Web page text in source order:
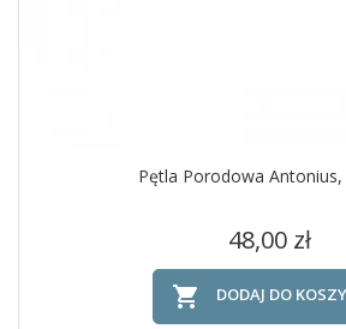
Pętla Porodowa Antonius,
Cena
48,00 zł
 DODAJ DO